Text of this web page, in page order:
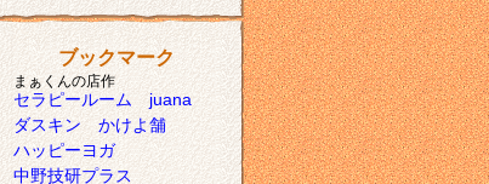
ブックマーク
まぁくんの店作
セラピールーム juana
ダスキン かけよ舗
ハッピーヨガ
中野技研プラス